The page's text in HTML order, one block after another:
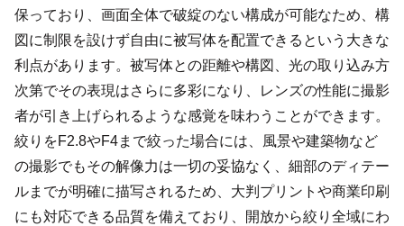
保っており、画面全体で破綻のない構成が可能なため、構
図に制限を設けず自由に被写体を配置できるという大きな
利点があります。被写体との距離や構図、光の取り込み方
次第でその表現はさらに多彩になり、レンズの性能に撮影
者が引き上げられるような感覚を味わうことができます。
絞りをF2.8やF4まで絞った場合には、風景や建築物など
の撮影でもその解像力は一切の妥協なく、細部のディテー
ルまでが明確に描写されるため、大判プリントや商業印刷
にも対応できる品質を備えており、開放から絞り全域にわ